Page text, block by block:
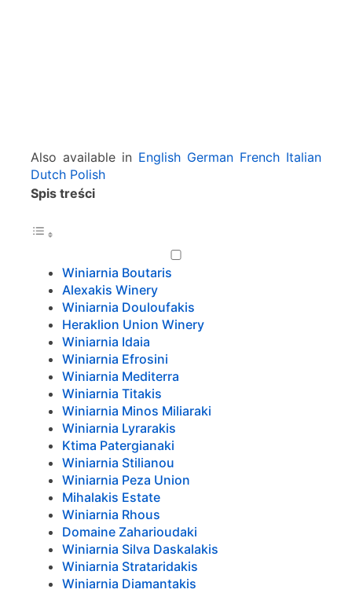
t
Also available in English German French Italian
Dutch Polish
Spis treści
Winiarnia Boutaris
Alexakis Winery
Winiarnia Douloufakis
Heraklion Union Winery
Winiarnia Idaia
Winiarnia Efrosini
Winiarnia Mediterra
Winiarnia Titakis
Winiarnia Minos Miliaraki
Winiarnia Lyrarakis
Ktima Patergianaki
Winiarnia Stilianou
Winiarnia Peza Union
Mihalakis Estate
Winiarnia Rhous
Domaine Zaharioudaki
Winiarnia Silva Daskalakis
Winiarnia Strataridakis
Winiarnia Diamantakis